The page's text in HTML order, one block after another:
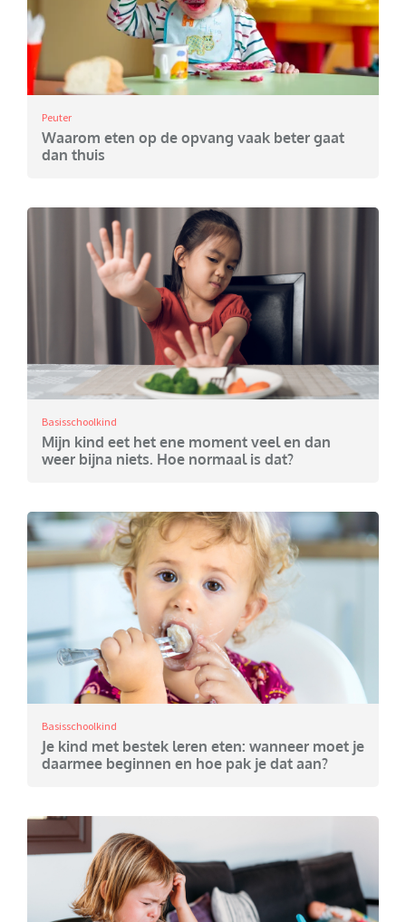
Peuter
Waarom eten op de opvang vaak beter gaat
dan thuis
Basisschoolkind
Mijn kind eet het ene moment veel en dan
weer bijna niets. Hoe normaal is dat?
Basisschoolkind
Je kind met bestek leren eten: wanneer moet je
daarmee beginnen en hoe pak je dat aan?